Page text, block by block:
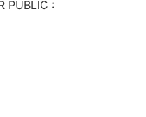
PUBLIC :